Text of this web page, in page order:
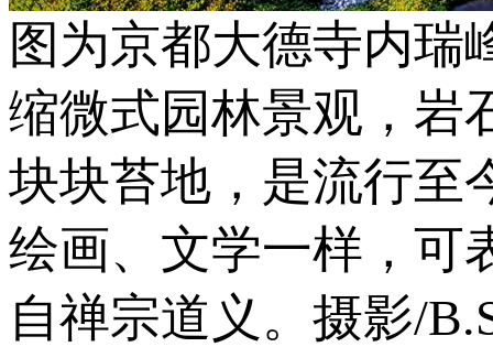
图为京都大德寺内瑞
缩微式园林景观，岩
块块苔地，是流行至
绘画、文学一样，可
自禅宗道义。摄影/